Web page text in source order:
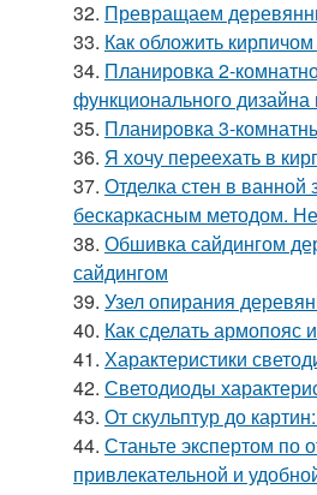
32. Превращаем
33. Как обложить
34. Планировка 2-
функционального
35. Планировка 3-
36. Я хочу переехать в
37. Отделка стен в
бескаркасным методом.
38. Обшивка сайдингом
сайдингом
39. Узел опирания
40. Как сделать армопояс
41. Характеристики
42. Светодиоды
43. От скульптур до
44. Станьте экспертом по
привлекательной и